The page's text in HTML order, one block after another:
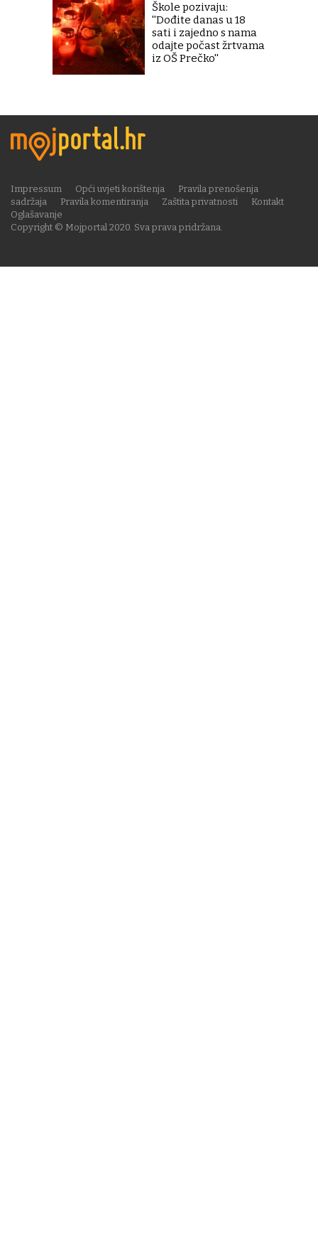
Škole pozivaju:
''Dođite danas u 18
sati i zajedno s nama
odajte počast žrtvama
iz OŠ Prečko''
Copyright © Mojportal 2020. Sva prava pridržana.
Impressum Opći uvjeti korištenja
Pravila prenošenja
sadržaja
Pravila komentiranja Zaštita privatnosti
Kontakt
Oglašavanje